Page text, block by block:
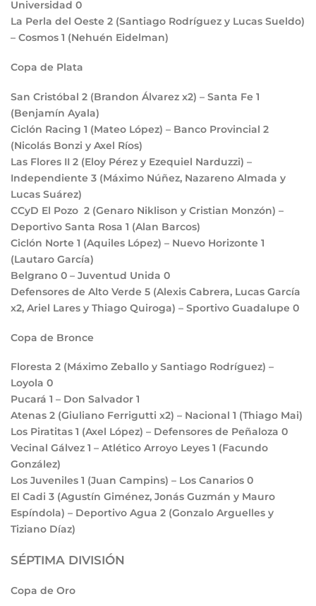
Universidad 0
La Perla del Oeste 2 (Santiago Rodríguez y Lucas Sueldo)
– Cosmos 1 (Nehuén Eidelman)
Copa de Plata
San Cristóbal 2 (Brandon Álvarez x2) – Santa Fe 1
(Benjamín Ayala)
Ciclón Racing 1 (Mateo López) – Banco Provincial 2
(Nicolás Bonzi y Axel Ríos)
Las Flores II 2 (Eloy Pérez y Ezequiel Narduzzi) –
Independiente 3 (Máximo Núñez, Nazareno Almada y
Lucas Suárez)
CCyD El Pozo 2 (Genaro Niklison y Cristian Monzón) –
Deportivo Santa Rosa 1 (Alan Barcos)
Ciclón Norte 1 (Aquiles López) – Nuevo Horizonte 1
(Lautaro García)
Belgrano 0 – Juventud Unida 0
Defensores de Alto Verde 5 (Alexis Cabrera, Lucas García
x2, Ariel Lares y Thiago Quiroga) – Sportivo Guadalupe 0
Copa de Bronce
Floresta 2 (Máximo Zeballo y Santiago Rodríguez) –
Loyola 0
Pucará 1 – Don Salvador 1
Atenas 2 (Giuliano Ferrigutti x2) – Nacional 1 (Thiago Mai)
Los Piratitas 1 (Axel López) – Defensores de Peñaloza 0
Vecinal Gálvez 1 – Atlético Arroyo Leyes 1 (Facundo
González)
Los Juveniles 1 (Juan Campins) – Los Canarios 0
El Cadi 3 (Agustín Giménez, Jonás Guzmán y Mauro
Espíndola) – Deportivo Agua 2 (Gonzalo Arguelles y
Tiziano Díaz)
SÉPTIMA DIVISIÓN
Copa de Oro